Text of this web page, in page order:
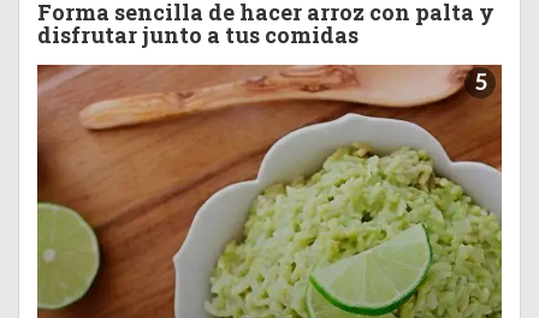
Forma sencilla de hacer arroz con palta y
disfrutar junto a tus comidas
5